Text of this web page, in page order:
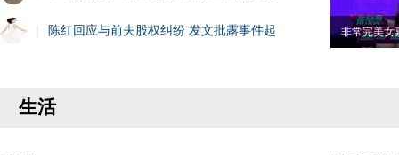
| 陈红回应与前夫股权纠纷 发文批露事件起 非常完美女
生活